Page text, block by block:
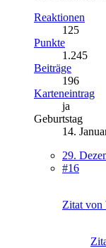
Reaktionen
125
Punkte
1.245
Beiträge
196
Karteneintrag
ja
Geburtstag
14.
29.
#16
Zitat von